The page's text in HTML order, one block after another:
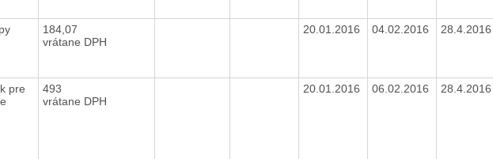
184,07
vrátane DPH
20.01.2016 04.02.2016
pre
493
vrátane DPH
20.01.2016 06.02.2016